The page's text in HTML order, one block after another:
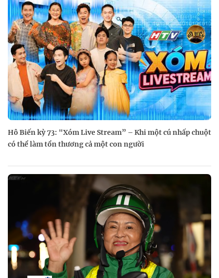
Hô Biến kỳ 73: "Xóm Live Stream” – Khi một cú nhấp chuột
có thể làm tổn thương cả một con người